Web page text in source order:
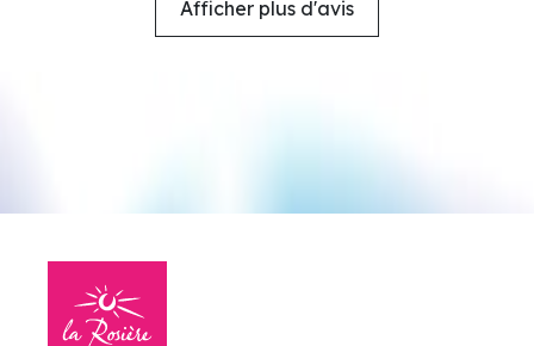
Afficher plus d'avis